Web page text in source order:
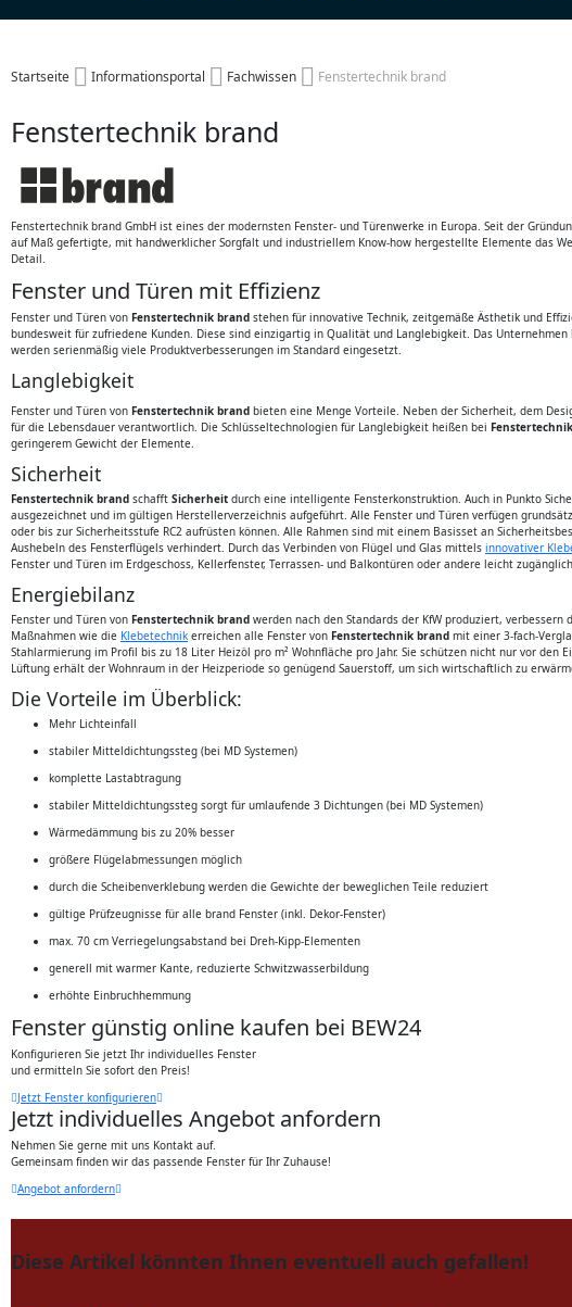
Startseite Informationsportal Fachwissen Fenstertechnik brand
Fenstertechnik brand
Fenstertechnik brand GmbH ist eines der modernsten Fenster- und Türenwerke in Europa. Seit der
auf Maß gefertigte, mit handwerklicher Sorgfalt und industriellem Know-how hergestellte Elemente das
Detail.
Fenster und Türen mit Effizienz
Fenster und Türen von Fenstertechnik brand stehen für innovative Technik, zeitgemäße Ästhetik und
bundesweit für zufriedene Kunden. Diese sind einzigartig in Qualität und Langlebigkeit. Das
werden serienmäßig viele Produktverbesserungen im Standard eingesetzt.
Langlebigkeit
Fenster und Türen von Fenstertechnik brand bieten eine Menge Vorteile. Neben der Sicherheit, dem
für die Lebensdauer verantwortlich. Die Schlüsseltechnologien für Langlebigkeit heißen bei
geringerem Gewicht der Elemente.
Sicherheit
Fenstertechnik brand schafft Sicherheit durch eine intelligente Fensterkonstruktion. Auch in Punkto
ausgezeichnet und im gültigen Herstellerverzeichnis aufgeführt. Alle Fenster und Türen verfügen
oder bis zur Sicherheitsstufe RC2 aufrüsten können. Alle Rahmen sind mit einem Basisset an
Aushebeln des Fensterflügels verhindert. Durch das Verbinden von Flügel und Glas mittels innovativer
Fenster und Türen im Erdgeschoss, Kellerfenster, Terrassen- und Balkontüren oder andere leicht
Energiebilanz
Fenster und Türen von Fenstertechnik brand werden nach den Standards der KfW produziert, verbessern
Maßnahmen wie die Klebetechnik erreichen alle Fenster von Fenstertechnik brand mit einer 3-fach-
Stahlarmierung im Profil bis zu 18 Liter Heizöl pro m² Wohnfläche pro Jahr. Sie schützen nicht nur vor
Lüftung erhält der Wohnraum in der Heizperiode so genügend Sauerstoff, um sich wirtschaftlich zu
Die Vorteile im Überblick:
Mehr Lichteinfall
stabiler Mitteldichtungssteg (bei MD Systemen)
komplette Lastabtragung
stabiler Mitteldichtungssteg sorgt für umlaufende 3 Dichtungen (bei MD Systemen)
Wärmedämmung bis zu 20% besser
größere Flügelabmessungen möglich
durch die Scheibenverklebung werden die Gewichte der beweglichen Teile reduziert
gültige Prüfzeugnisse für alle brand Fenster (inkl. Dekor-Fenster)
max. 70 cm Verriegelungsabstand bei Dreh-Kipp-Elementen
generell mit warmer Kante, reduzierte Schwitzwasserbildung
erhöhte Einbruchhemmung
Fenster günstig online kaufen bei BEW24
Konfigurieren Sie jetzt Ihr individuelles Fenster
und ermitteln Sie sofort den Preis!
Jetzt Fenster konfigurieren
Jetzt individuelles Angebot anfordern
Nehmen Sie gerne mit uns Kontakt auf.
Gemeinsam finden wir das passende Fenster für Ihr Zuhause!
Angebot anfordern
Diese Artikel könnten Ihnen eventuell auch gefallen!